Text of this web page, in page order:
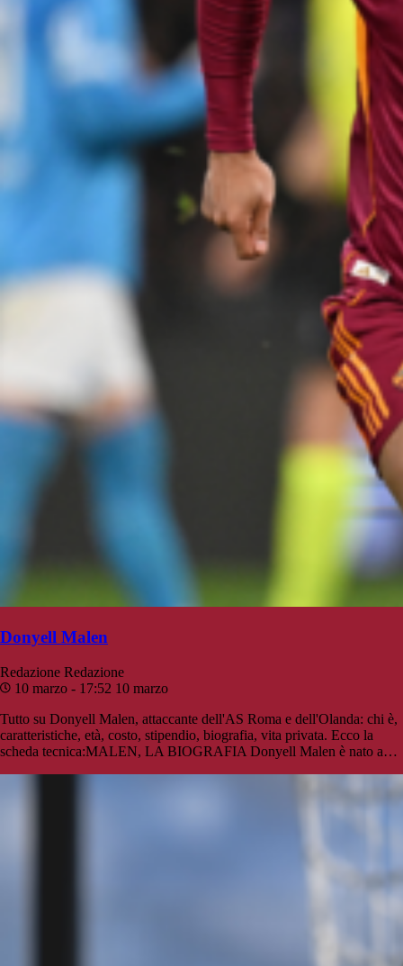
Donyell Malen
Redazione Redazione
10 marzo - 17:52 10 marzo
Tutto su Donyell Malen, attaccante dell'AS Roma e dell'Olanda: chi è,
caratteristiche, età, costo, stipendio, biografia, vita privata. Ecco la
scheda tecnica:MALEN, LA BIOGRAFIA Donyell Malen è nato a…